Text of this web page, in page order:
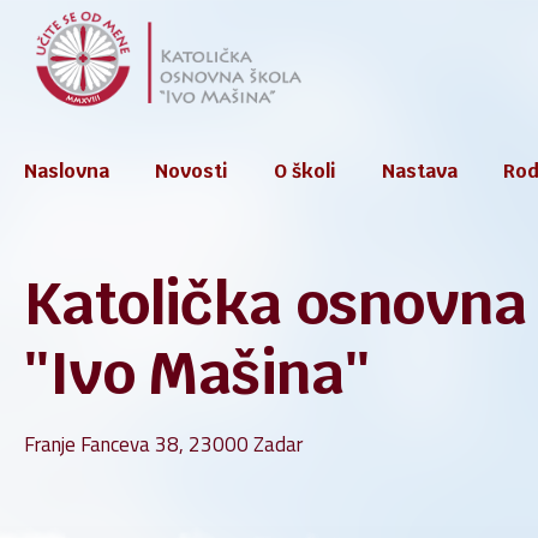
content
Naslovna Novosti O školi Nastava
Katolička
''Ivo Mašina''
Franje Fanceva 38, 23000 Zadar